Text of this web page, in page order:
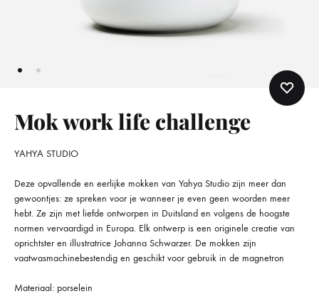
Mok work life challenge
YAHYA STUDIO
Deze opvallende en eerlijke mokken van Yahya Studio zijn meer dan
gewoontjes: ze spreken voor je wanneer je even geen woorden meer
hebt. Ze zijn met liefde ontworpen in Duitsland en volgens de hoogste
normen vervaardigd in Europa. Elk ontwerp is een originele creatie van
oprichtster en illustratrice Johanna Schwarzer. De mokken zijn
vaatwasmachinebestendig en geschikt voor gebruik in de magnetron
Materiaal: porselein